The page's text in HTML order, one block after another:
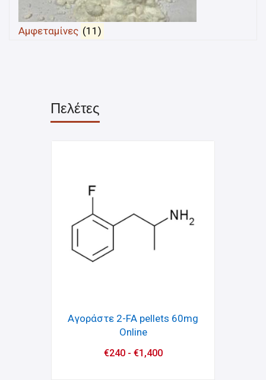
Αμφεταμίνες (11)
Πελέτες
Αγοράστε 2-FA pellets 60mg
Online
€240- €1,400